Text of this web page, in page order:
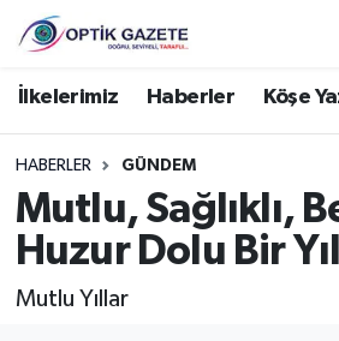
İlkelerimiz Haberler Köşe
HABERLER GÜNDEM
Mutlu, Sağlıklı,
Huzur Dolu Bir
Mutlu Yıllar
Nöbetçi Eczaneler
Hava Durumu
İstanbul Namaz Vakitleri